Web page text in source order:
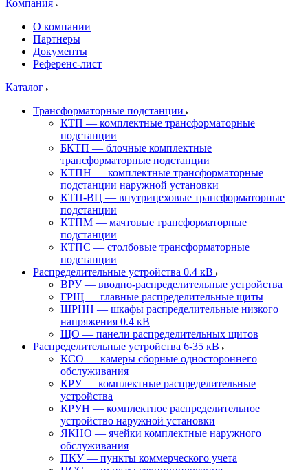
Компания
О компании
Партнеры
Документы
Референс-лист
Каталог
Трансформаторные подстанции
КТП — комплектные трансформаторные
подстанции
БКТП — блочные комплектные
трансформаторные подстанции
КТПН — комплектные трансформаторные
подстанции наружной установки
КТП-ВЦ — внутрицеховые трансформаторные
подстанции
КТПМ — мачтовые трансформаторные
подстанции
КТПС — столбовые трансформаторные
подстанции
Распределительные устройства 0.4 кВ
ВРУ — вводно-распределительные устройства
ГРЩ — главные распределительные щиты
ШРНН — шкафы распределительные низкого
напряжения 0.4 кВ
ЩО — панели распределительных щитов
Распределительные устройства 6-35 кВ
КСО — камеры сборные одностороннего
обслуживания
КРУ — комплектные распределительные
устройства
КРУН — комплектное распределительное
устройство наружной установки
ЯКНО — ячейки комплектные наружного
обслуживания
ПКУ — пункты коммерческого учета